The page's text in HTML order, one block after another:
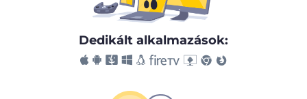
Dedikált alkalmazások: